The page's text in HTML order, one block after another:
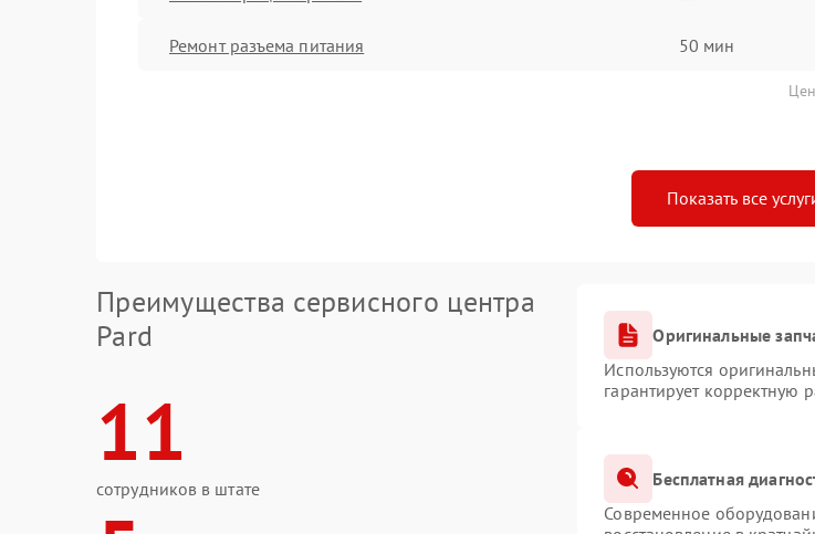
Ремонт разъема питания 50 мин
Показать все
Преимущества сервисного центра
Pard
11
сотрудников в штате
Оригинальные
Используются
гарантирует корректную
Бесплатная
Современное